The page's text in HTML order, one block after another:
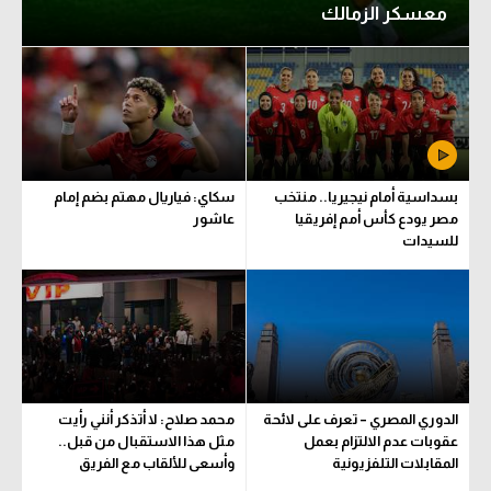
الوطن العربي
في المونديال
رياضة نسائية
آسيا
أمريكا
ركن الألعاب
Gamers
ميركاتو
تحقيق في الجول
معسكر الزمالك
بسداسية أمام نيجيريا.. منتخب
مصر يودع كأس أمم إفريقيا
للسيدات
سكاي: فياريال مهتم بضم إمام
عاشور
الدوري المصري – تعرف على لائحة
عقوبات عدم الالتزام بعمل
المقابلات التلفزيونية
محمد صلاح: لا أتذكر أنني رأيت
مثل هذا الاستقبال من قبل..
وأسعى للألقاب مع الفريق